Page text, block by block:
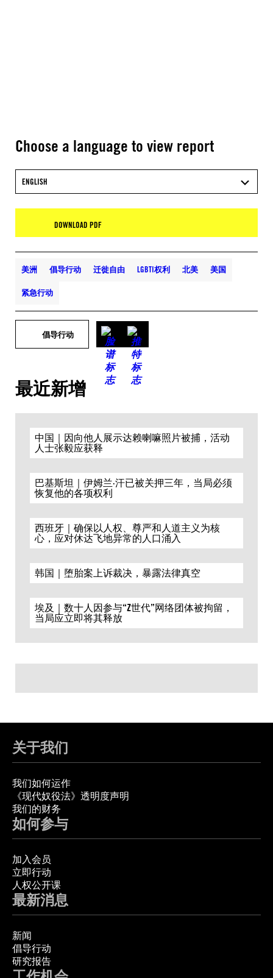
Choose a language to view report
ENGLISH
DOWNLOAD PDF
美洲 倡导行动 迁徙自由 LGBTI权利 北美 美国
紧急行动
倡导行动
最近新增
中国｜因向他人展示达赖喇嘛照片被捕，活动
人士张毅应获释
巴基斯坦｜伊姆兰·汗已被关押三年，当局必须
恢复他的各项权利
西班牙｜确保以人权、尊严和人道主义为核
心，应对休达飞地异常的人口涌入
韩国｜堕胎案上诉裁决，暴露法律真空
埃及｜数十人因参与“Z世代”网络团体被拘留，
当局应立即将其释放
关于我们
我们如何运作
《现代奴役法》透明度声明
我们的财务
如何参与
加入会员
立即行动
人权公开课
最新消息
新闻
倡导行动
研究报告